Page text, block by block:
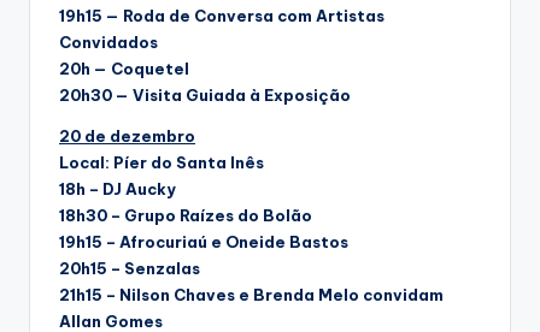
19h15 — Roda de Conversa com Artistas
Convidados
20h — Coquetel
20h30 — Visita Guiada à Exposição
20 de dezembro
Local: Píer do Santa Inês
18h – DJ Aucky
18h30 – Grupo Raízes do Bolão
19h15 – Afrocuriaú e Oneide Bastos
20h15 – Senzalas
21h15 – Nilson Chaves e Brenda Melo convidam
Allan Gomes